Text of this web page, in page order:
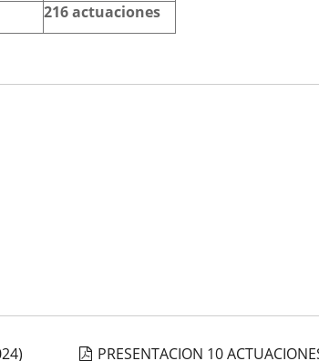
216actuaciones
PRESENTACION 10